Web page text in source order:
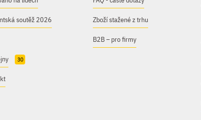
soutěž 2026
30
Zboží stažené z trhu
B2B – pro firmy